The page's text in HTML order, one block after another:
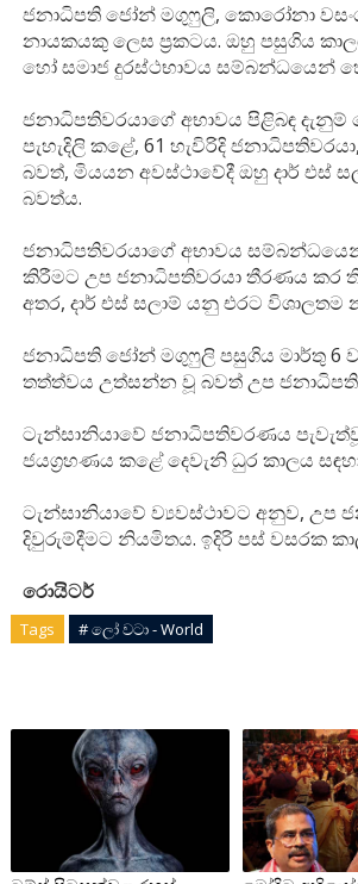
ජනාධිපති ජෝන් මගුෆුලි, කොරෝනා
නායකයකු ලෙස ප්‍රකටය. ඔහු පසුගිය
හෝ සමාජ දුරස්ථභාවය සම්බන්ධයෙන්
ජනාධිපතිවරයාගේ අභාවය පිළිබඳ
පැහැදිලි කළේ, 61 හැවිරිදි
බවත්, මියයන අවස්ථාවේදී ඔහු දාර් එස්
බවත්ය.
ජනාධිපතිවරයාගේ අභාවය
කිරීමට උප ජනාධිපතිවරයා තීරණය කර
අතර, දාර් එස් සලාම් යනු එරට විශාලතම
ජනාධිපති ජෝන් මගුෆුලි පසුගිය මාර්තු 6
තත්ත්වය උත්සන්න වූ බවත් උප
ටැන්සානියාවේ ජනාධිපතිවරණය
ජයග්‍රහණය කළේ දෙවැනි ධුර කාලය
ටැන්සානියාවේ ව්‍යවස්ථාවට අනුව, උප
දිවුරුම්දීමට නියමිතය. ඉදිරි පස් වසරක
රොයිටර්
Tags # ලෝ වටා - World